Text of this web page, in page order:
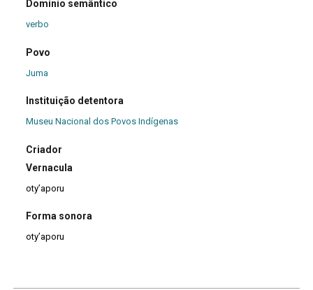
Domínio semântico
verbo
Povo
Juma
Instituição detentora
Museu Nacional dos Povos Indígenas
Criador
Vernacula
oty’aporu
Forma sonora
oty’aporu